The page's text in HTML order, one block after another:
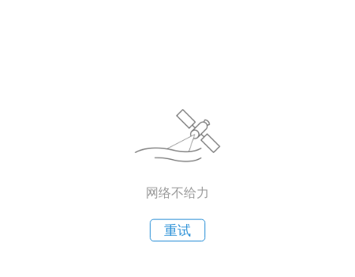
网络不给力
重试